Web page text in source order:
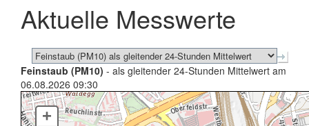
schließen
Aktuelle Messwerte
Feinstaub (PM10) - als gleitender 24-Stunden Mittelwert am
06.08.2026 09:30
+